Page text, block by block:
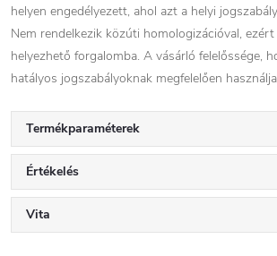
helyen engedélyezett, ahol azt a helyi
Nem rendelkezik közúti homologizációval,
helyezhető forgalomba. A vásárló felelőssége,
hatályos jogszabályoknak megfelelően
Termékparaméterek
Értékelés
Vita